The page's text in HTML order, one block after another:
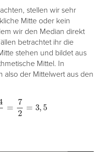
stellen wir sehr
Mitte oder kein
wir den Median direkt
betrachtet ihr die
stehen und bildet aus
Mittel. In
also der Mittelwert aus den
2=